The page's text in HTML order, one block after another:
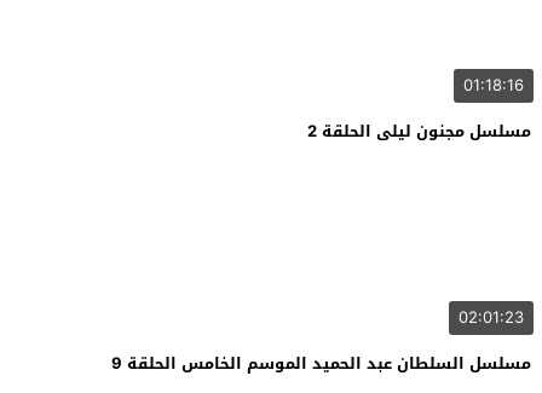
01:18:16
مسلسل مجنون ليلى الحلقة 2
02:01:23
مسلسل السلطان عبد الحميد الموسم الخامس الحلقة 9